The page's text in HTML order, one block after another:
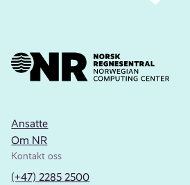
Ansatte
Om NR
Kontakt oss
(+47) 2285 2500